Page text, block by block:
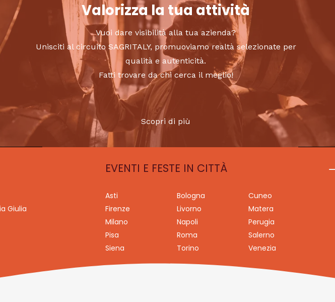
Valorizza la tua attività
Vuoi dare visibilità alla tua azienda?
Unisciti al circuito SAGRITALY, promuoviamo realtà selezionate per
qualità e autenticità.
Fatti trovare da chi cerca il meglio!
Scopri di più
Giulia
EVENTI E FESTE IN CITTÀ
Asti Bologna
Cuneo
Firenze
Livorno
Matera
Milano
Napoli
Perugia
Pisa
Roma
Salerno
Siena
Torino Venezia